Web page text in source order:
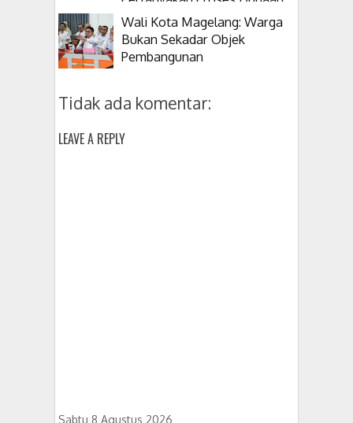
Korupsi Kepala Desanya
Wali Kota Magelang: Warga
Bukan Sekadar Objek
Pembangunan
Tidak ada komentar:
LEAVE A REPLY
Sabtu 8 Agustus 2026